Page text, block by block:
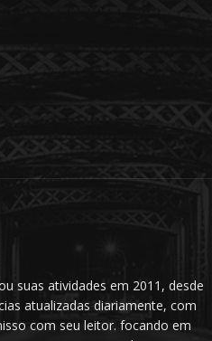
suas atividades em 2011, desde
atualizadas diariamente, com
com seu leitor. focando em